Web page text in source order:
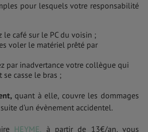
pour lesquels votre responsabilité
le café sur le PC du voisin ;
voler le matériel prêté par
par inadvertance votre collègue qui
casse le bras ;
quant à elle, couvre les dommages
d’un évènement accidentel.
HEYME, à partir de 13€/an, vous